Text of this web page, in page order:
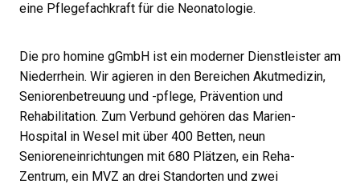
eine Pflegefachkraft für die Neonatologie.
Die pro homine gGmbH ist ein moderner Dienstleister am
Niederrhein. Wir agieren in den Bereichen Akutmedizin,
Seniorenbetreuung und -pflege, Prävention und
Rehabilitation. Zum Verbund gehören das Marien-
Hospital in Wesel mit über 400 Betten, neun
Senioreneinrichtungen mit 680 Plätzen, ein Reha-
Zentrum, ein MVZ an drei Standorten und zwei